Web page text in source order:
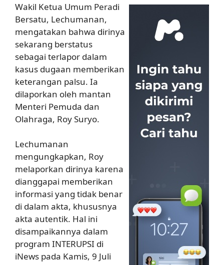
Wakil Ketua Umum Peradi
Bersatu, Lechumanan,
mengatakan bahwa dirinya
sekarang berstatus
sebagai terlapor dalam
kasus dugaan memberikan
keterangan palsu. Ia
dilaporkan oleh mantan
Menteri Pemuda dan
Olahraga, Roy Suryo.
Lechumanan
mengungkapkan, Roy
melaporkan dirinya karena
dianggapai memberikan
informasi yang tidak benar
di dalam akta, khususnya
akta autentik. Hal ini
disampaikannya dalam
program INTERUPSI di
iNews pada Kamis, 9 Juli